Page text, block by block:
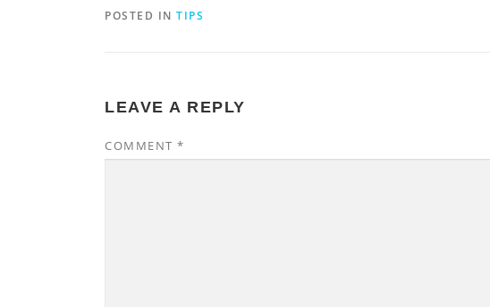
POSTED IN TIPS
LEAVE A REPLY
COMMENT *